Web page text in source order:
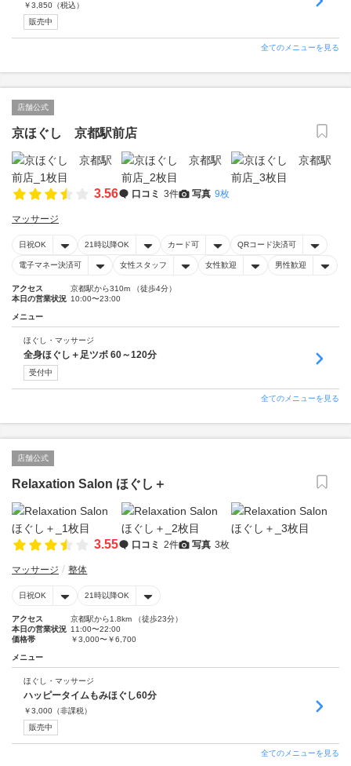
￥3,850 （税込）
販売中
全てのメニューを見る
店舗公式
京ほぐし 京都駅前店
3.56 口コミ 3件 写真 9枚
マッサージ
日祝OK 21時以降OK カード可 QRコード決済可
電子マネー決済可 女性スタッフ 女性歓迎 男性歓迎
アクセス
京都駅から310m （徒歩4分）
本日の営業状況 10:00〜23:00
メニュー
ほぐし・マッサージ
全身ほぐし＋足ツボ 60～120分
受付中
全てのメニューを見る
店舗公式
Relaxation Salon ほぐし＋
3.55 口コミ 2件 写真 3枚
マッサージ 整体
日祝OK 21時以降OK
アクセス
京都駅から1.8km （徒歩23分）
本日の営業状況 11:00〜22:00
価格帯
￥3,000〜￥6,700
メニュー
ほぐし・マッサージ
ハッピータイムもみほぐし60分
￥3,000 （非課税）
販売中
全てのメニューを見る